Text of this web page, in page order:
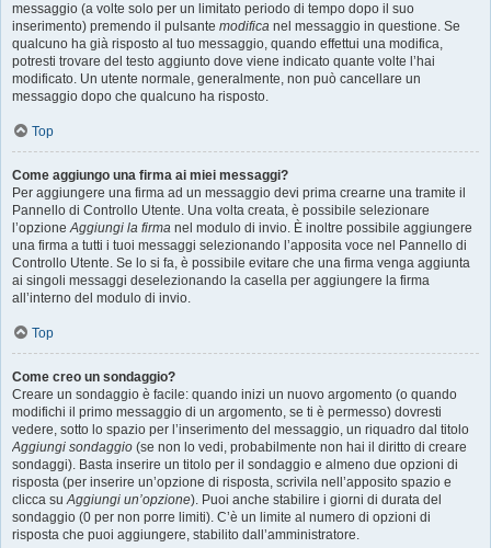
messaggio (a volte solo per un limitato periodo di tempo dopo il suo
inserimento) premendo il pulsante modifica nel messaggio in questione. Se
qualcuno ha già risposto al tuo messaggio, quando effettui una modifica,
potresti trovare del testo aggiunto dove viene indicato quante volte l’hai
modificato. Un utente normale, generalmente, non può cancellare un
messaggio dopo che qualcuno ha risposto.
Top
Come aggiungo una firma ai miei messaggi?
Per aggiungere una firma ad un messaggio devi prima crearne una tramite il
Pannello di Controllo Utente. Una volta creata, è possibile selezionare
l’opzioneAggiungi la firma nel modulo di invio. È inoltre possibile aggiungere
una firma a tutti i tuoi messaggi selezionando l’apposita voce nel Pannello di
Controllo Utente. Se lo si fa, è possibile evitare che una firma venga aggiunta
ai singoli messaggi deselezionando la casella per aggiungere la firma
all’interno del modulo di invio.
Top
Come creo un sondaggio?
Creare un sondaggio è facile: quando inizi un nuovo argomento (o quando
modifichi il primo messaggio di un argomento, se ti è permesso) dovresti
vedere, sotto lo spazio per l’inserimento del messaggio, un riquadro dal titolo
Aggiungi sondaggio (se non lo vedi, probabilmente non hai il diritto di creare
sondaggi). Basta inserire un titolo per il sondaggio e almeno due opzioni di
risposta (per inserire un’opzione di risposta, scrivila nell’apposito spazio e
clicca suAggiungi un’opzione). Puoi anche stabilire i giorni di durata del
sondaggio (0 per non porre limiti). C’è un limite al numero di opzioni di
risposta che puoi aggiungere, stabilito dall’amministratore.